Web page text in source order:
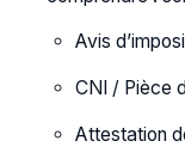
Avis
CNI / Pièce
Attestation